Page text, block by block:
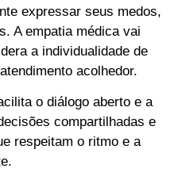
expressar seus medos,
A empatia médica vai
a individualidade de
acolhedor.
o diálogo aberto e a
compartilhadas e
respeitam o ritmo e a